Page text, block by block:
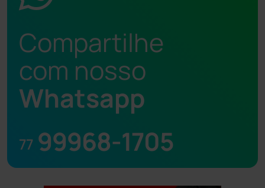
Compartilhe
com nosso
Whatsapp
77 99968-1705